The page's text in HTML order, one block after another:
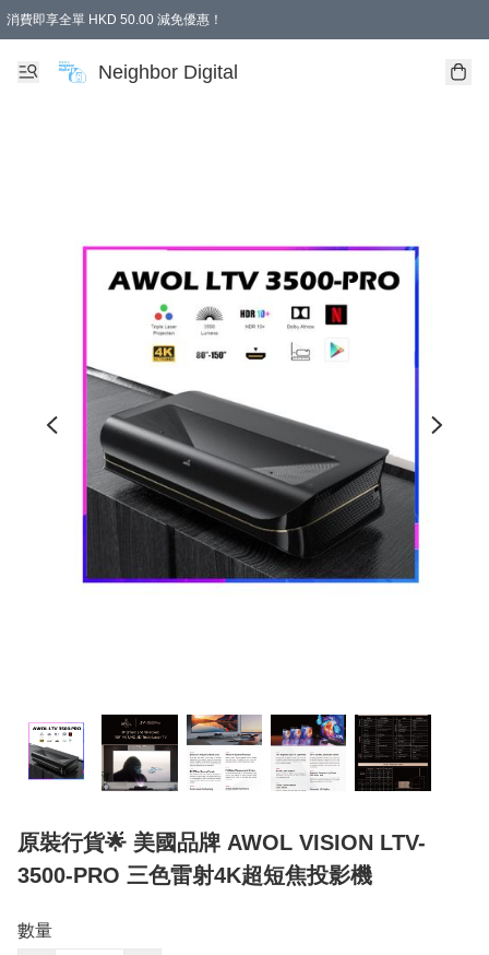
消費即享全單 HKD 50.00 減免優惠！
Neighbor Digital
原裝行貨🌟 美國品牌 AWOL VISION LTV-
3500-PRO 三色雷射4K超短焦投影機
數量